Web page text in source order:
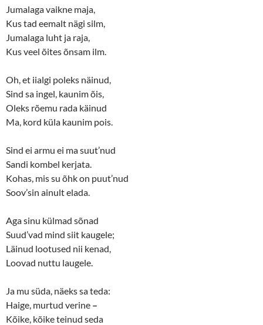
n
d
o
w
)
i
n
d
o
w
)
Jumalaga vaikne maja,
Kus tad eemalt nägi silm,
Jumalaga luht ja raja,
Kus veel õites õnsam ilm.
Oh, et iialgi poleks näinud,
Sind sa ingel, kaunim õis,
Oleks rõemu rada käinud
Ma, kord küla kaunim pois.
Sind ei armu ei ma suut’nud
Sandi kombel kerjata.
Kohas, mis su õhk on puut’nud
Soov’sin ainult elada.
Aga sinu külmad sõnad
Suud’vad mind siit kaugele;
Läinud lootused nii kenad,
Loovad nuttu laugele.
Ja mu süda, näeks sa teda:
Haige, murtud verine –
Kõike, kõike teinud seda